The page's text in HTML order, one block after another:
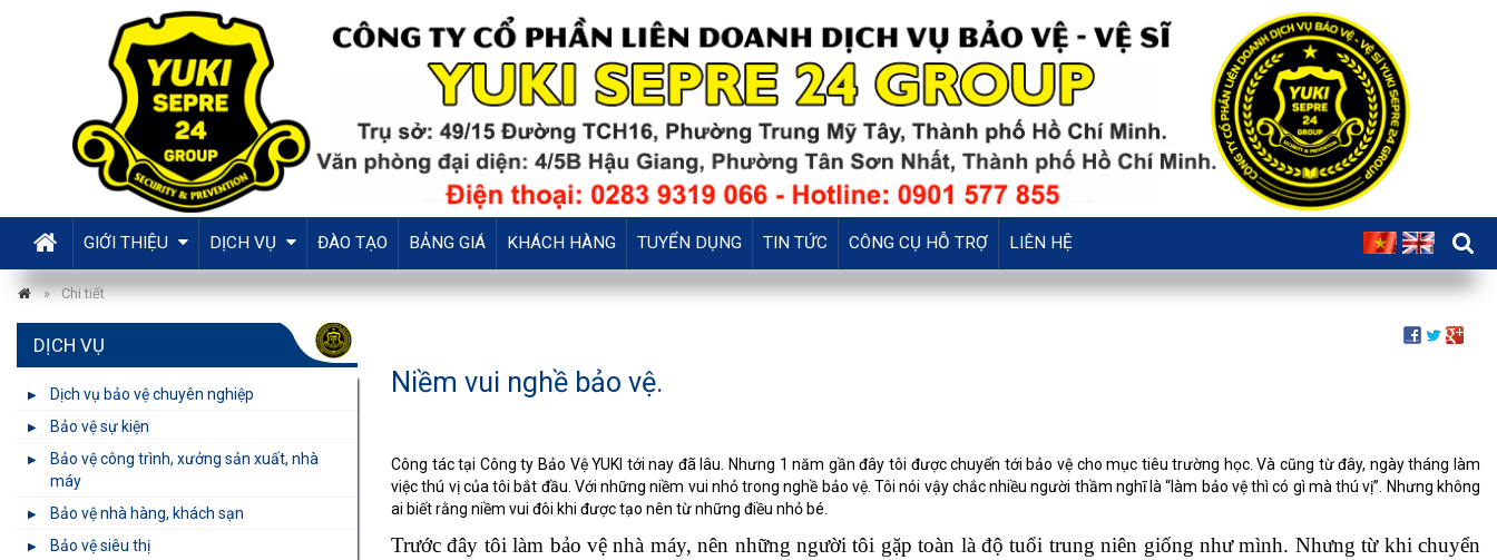
GIỚI THIỆU DỊCH VỤ ĐÀO TẠO BẢNG GIÁ KHÁCH HÀNG TUYỂN DỤNG TIN TỨC CÔNG CỤ HỖ TRỢ LIÊN HỆ
Tiếng ViệtEnglish
Chi tiết
Niềm vui nghề bảo vệ.
Công tác tại Công ty Bảo Vệ YUKI tới nay đã lâu. Nhưng 1 năm gần đây tôi được chuyển tới bảo vệ cho mục tiêu trường học. Và cũng từ đây, ngày tháng làm
việc thú vị của tôi bắt đầu. Với những niềm vui nhỏ trong nghề bảo vệ. Tôi nói vậy chắc nhiều người thầm nghĩ là “làm bảo vệ thì có gì mà thú vị”. Nhưng không
ai biết rằng niềm vui đôi khi được tạo nên từ những điều nhỏ bé.
Trước đây tôi làm bảo vệ nhà máy, nên những người tôi gặp toàn là độ tuổi trung niên giống như mình. Nhưng từ khi chuyển
DỊCH VỤ
Dịch vụ bảo vệ chuyên nghiệp
Bảo vệ sự kiện
Bảo vệ công trình, xưởng sản xuất, nhà
máy
Bảo vệ nhà hàng, khách sạn
Bảo vệ siêu thị